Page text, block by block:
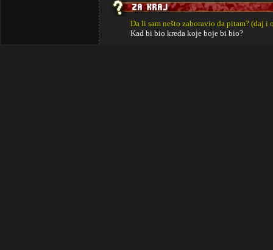
Da li sam nešto zaboravio da pitam? (daj i
Kad bi bio kreda koje boje bi bio?